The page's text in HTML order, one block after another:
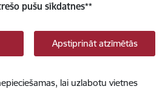
pušu sīkdatnes**
Apstiprināt atzīmētās
lai uzlabotu vietnes